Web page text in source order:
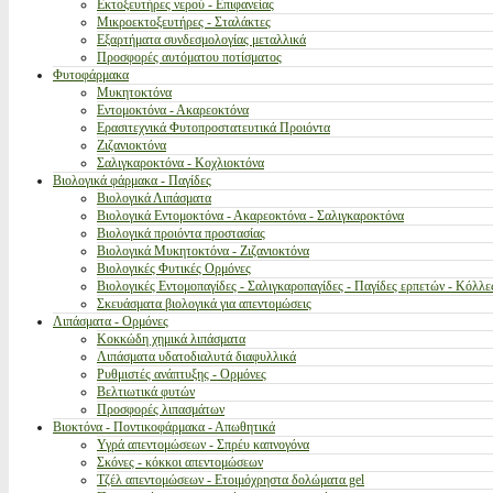
Εκτοξευτήρες νερού - Επιφανείας
Μικροεκτοξευτήρες - Σταλάκτες
Εξαρτήματα συνδεσμολογίας μεταλλικά
Προσφορές αυτόματου ποτίσματος
Φυτοφάρμακα
Μυκητοκτόνα
Εντομοκτόνα - Ακαρεοκτόνα
Ερασιτεχνικά Φυτοπροστατευτικά Προιόντα
Ζιζανιοκτόνα
Σαλιγκαροκτόνα - Κοχλιοκτόνα
Βιολογικά φάρμακα - Παγίδες
Βιολογικά Λιπάσματα
Βιολογικά Εντομοκτόνα - Ακαρεοκτόνα - Σαλιγκαροκτόνα
Βιολογικά προιόντα προστασίας
Βιολογικά Μυκητοκτόνα - Ζιζανιοκτόνα
Βιολογικές Φυτικές Ορμόνες
Βιολογικές Εντομοπαγίδες - Σαλιγκαροπαγίδες - Παγίδες ερπετών -
Σκευάσματα βιολογικά για απεντομώσεις
Λιπάσματα - Ορμόνες
Κοκκώδη χημικά λιπάσματα
Λιπάσματα υδατοδιαλυτά διαφυλλικά
Ρυθμιστές ανάπτυξης - Ορμόνες
Βελτιωτικά φυτών
Προσφορές λιπασμάτων
Βιοκτόνα - Ποντικοφάρμακα - Απωθητικά
Υγρά απεντομώσεων - Σπρέυ καπνογόνα
Σκόνες - κόκκοι απεντομώσεων
Τζέλ απεντομώσεων - Ετοιμόχρηστα δολώματα gel